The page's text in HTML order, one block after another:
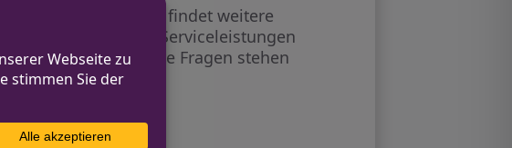
oder Besucher – findet weitere
Die Angebote und Serviceleistungen
Für weitere Fragen stehen